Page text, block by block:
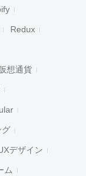
Redux
想通貨
グ
デザイン
ム